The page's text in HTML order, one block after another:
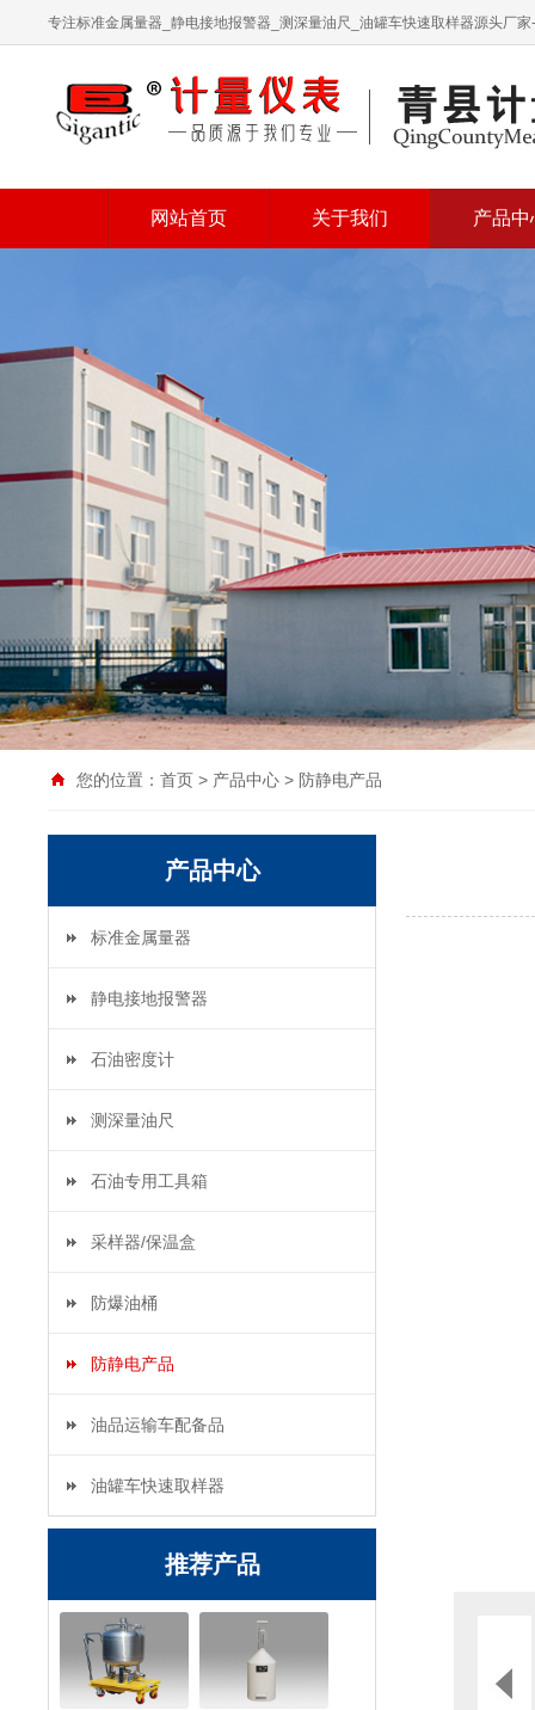
专注标准金属量器_静电接地报警器_测深量油尺_油罐车快速取样器源头厂
网站首页 关于我们 产品中
您的位置： 首页 > 产品中心 > 防静电产品
产品中心
标准金属量器
静电接地报警器
石油密度计
测深量油尺
石油专用工具箱
采样器/保温盒
防爆油桶
防静电产品
油品运输车配备品
油罐车快速取样器
推荐产品